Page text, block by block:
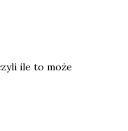
ile to może